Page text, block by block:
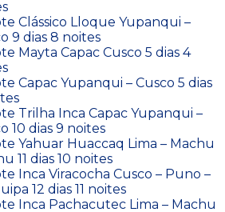
Clássico Lloque Yupanqui –
9 dias 8 noites
Mayta Capac Cusco 5 dias 4
Capac Yupanqui – Cusco 5 dias
Trilha Inca Capac Yupanqui –
10 dias 9 noites
Yahuar Huaccaq Lima – Machu
11 dias 10 noites
Inca Viracocha Cusco – Puno –
12 dias 11 noites
Inca Pachacutec Lima – Machu